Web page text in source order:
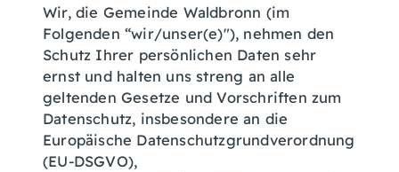
Wir, die Gemeinde Waldbronn (im
Folgenden “wir/unser(e)"), nehmen den
Schutz Ihrer persönlichen Daten sehr
ernst und halten uns streng an alle
geltenden Gesetze und Vorschriften zum
Datenschutz, insbesondere an die
Europäische Datenschutzgrundverordnung
(EU-DSGVO),